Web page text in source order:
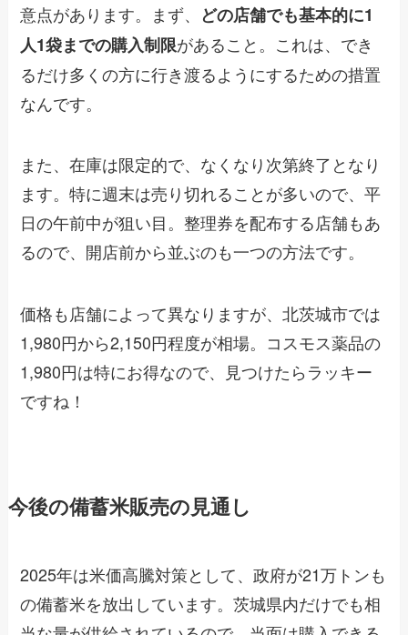
意点があります。まず、
どの店舗でも基本的に1
人1袋までの購入制限があること。これは、でき
るだけ多くの方に行き渡るようにするための措置
なんです。
また、在庫は限定的で、なくなり次第終了となり
ます。特に週末は売り切れることが多いので、平
日の午前中が狙い目。整理券を配布する店舗もあ
るので、開店前から並ぶのも一つの方法です。
価格も店舗によって異なりますが、北茨城市では
1,980円から2,150円程度が相場。コスモス薬品の
1,980円は特にお得なので、見つけたらラッキー
ですね！
今後の備蓄米販売の見通し
2025年は米価高騰対策として、政府が21万トンも
の備蓄米を放出しています。茨城県内だけでも相